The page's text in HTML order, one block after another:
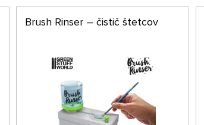
Brush Rinser – čistič štetcov